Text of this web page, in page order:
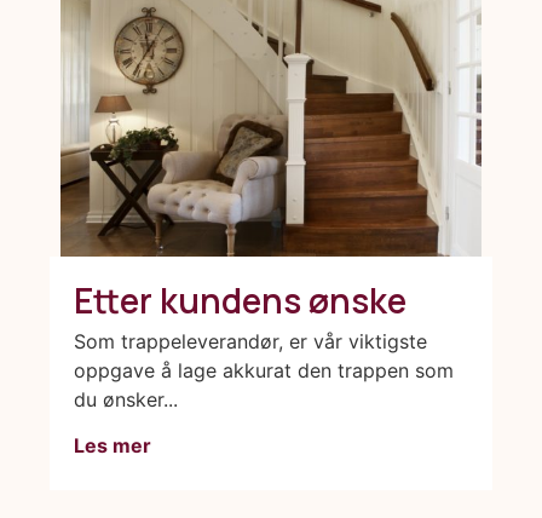
Etter kundens ønske
Som trappeleverandør, er vår viktigste
oppgave å lage akkurat den trappen som
du ønsker...
Les mer